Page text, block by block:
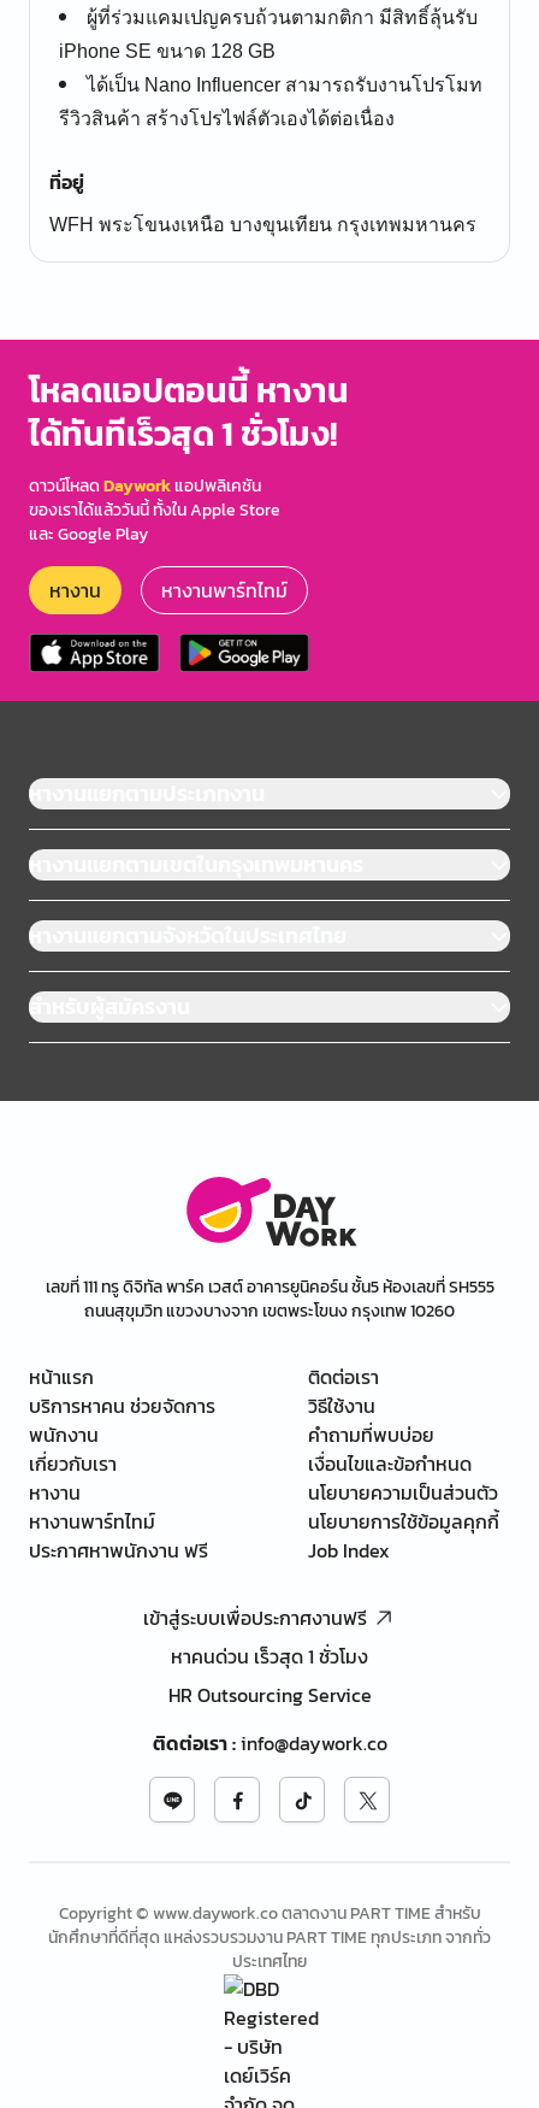
ผู้ที่ร่วมแคมเปญครบถ้วนตามกติกา มีสิทธิ์ลุ้นรับ
iPhone SE ขนาด 128 GB
ได้เป็น Nano Influencer สามารถรับงานโปรโมท
รีวิวสินค้า สร้างโปรไฟล์ตัวเองได้ต่อเนื่อง
ที่อยู่
WFH พระโขนงเหนือ บางขุนเทียน กรุงเทพมหานคร
โหลดแอปตอนนี้ หางาน
ได้ทันทีเร็วสุด 1 ชั่วโมง!
ดาวน์โหลดDayworkแอปพลิเคชัน
ของเราได้แล้ววันนี้ ทั้งใน Apple Store
และ Google Play
หางาน หางานพาร์ทไทม์
หางานแยกตามประเภทงาน
หางานแยกตามเขตในกรุงเทพมหานคร
หางานแยกตามจังหวัดในประเทศไทย
สำหรับผู้สมัครงาน
เลขที่ 111 ทรู ดิจิทัล พาร์ค เวสต์ อาคารยูนิคอร์น ชั้น5 ห้องเลขที่ SH555
ถนนสุขุมวิท แขวงบางจาก เขตพระโขนง กรุงเทพ 10260
หน้าแรก
บริการหาคน ช่วยจัดการ
พนักงาน
เกี่ยวกับเรา
หางาน
หางานพาร์ทไทม์
ประกาศหาพนักงาน ฟรี
ติดต่อเรา
วิธีใช้งาน
คำถามที่พบบ่อย
เงื่อนไขและข้อกำหนด
นโยบายความเป็นส่วนตัว
นโยบายการใช้ข้อมูลคุกกี้
Job Index
เข้าสู่ระบบเพื่อประกาศงานฟรี
หาคนด่วน เร็วสุด 1 ชั่วโมง
HR Outsourcing Service
ติดต่อเรา:info@daywork.co
Copyright © www.daywork.co ตลาดงาน PART TIME สำหรับ
นักศึกษาที่ดีที่สุด แหล่งรวบรวมงาน PART TIME ทุกประเภท จากทั่ว
ประเทศไทย